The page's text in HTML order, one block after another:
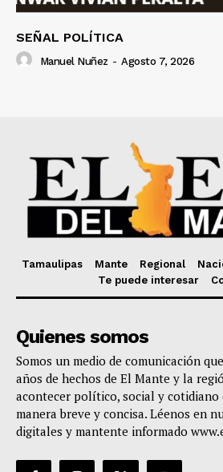
SEÑAL POLÍTICA
Manuel Nuñez - Agosto 7, 2026
Tamaulipas Mante Regional
Te puede interesar
Quienes somos
Somos un medio de comunicación
años de hechos de El Mante y la
acontecer político, social y cotidiano
manera breve y concisa. Léenos en
digitales y mantente informado